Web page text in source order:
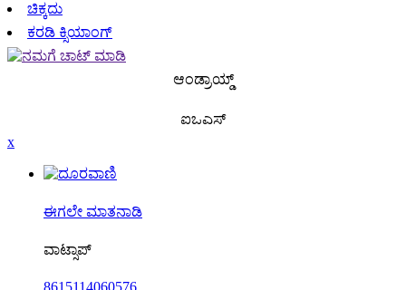
ಚಿಕ್ಕದು
ಕರಡಿ ಕ್ಸಿಯಾಂಗ್
ಆಂಡ್ರಾಯ್ಡ್
ಐಒಎಸ್
x
ಈಗಲೇ ಮಾತನಾಡಿ
ವಾಟ್ಸಾಪ್